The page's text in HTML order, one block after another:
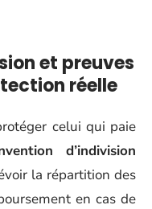
et preuves
réelle
celui qui paie
d’indivision
la répartition des
en cas de